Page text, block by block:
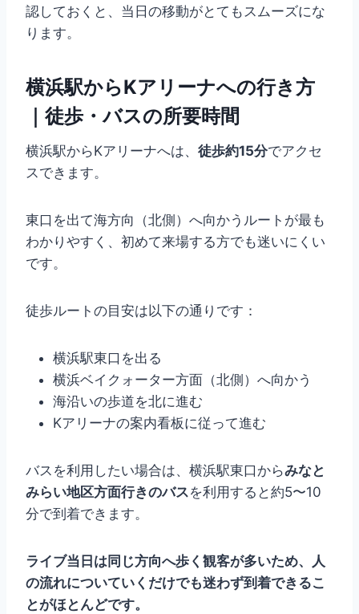
認しておくと、当日の移動がとてもスムーズにな
ります。
横浜駅からKアリーナへの行き方
｜徒歩・バスの所要時間
横浜駅からKアリーナへは、 徒歩約15分でアクセ
スできます。
東口を出て海方向（北側）へ向かうルートが最も
わかりやすく、初めて来場する方でも迷いにくい
です。
徒歩ルートの目安は以下の通りです：
横浜駅東口を出る
横浜ベイクォーター方面（北側）へ向かう
海沿いの歩道を北に進む
Kアリーナの案内看板に従って進む
バスを利用したい場合は、横浜駅東口からみなと
みらい地区方面行きのバスを利用すると約5〜10
分で到着できます。
ライブ当日は同じ方向へ歩く観客が多いため、人
の流れについていくだけでも迷わず到着できるこ
とがほとんどです。